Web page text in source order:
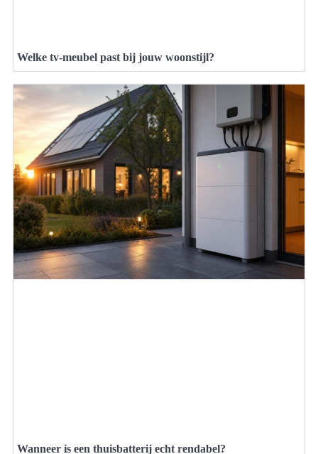
Welke tv-meubel past bij jouw woonstijl?
Wanneer is een thuisbatterij echt rendabel?